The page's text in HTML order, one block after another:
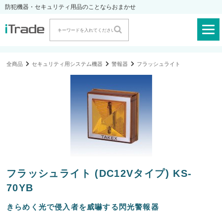
防犯機器・セキュリティ用品のことならおまかせ
全商品 セキュリティ用システム機器 警報器 フラッシュライト
フラッシュライト (DC12Vタイプ) KS-
70YB
きらめく光で侵入者を威嚇する閃光警報器